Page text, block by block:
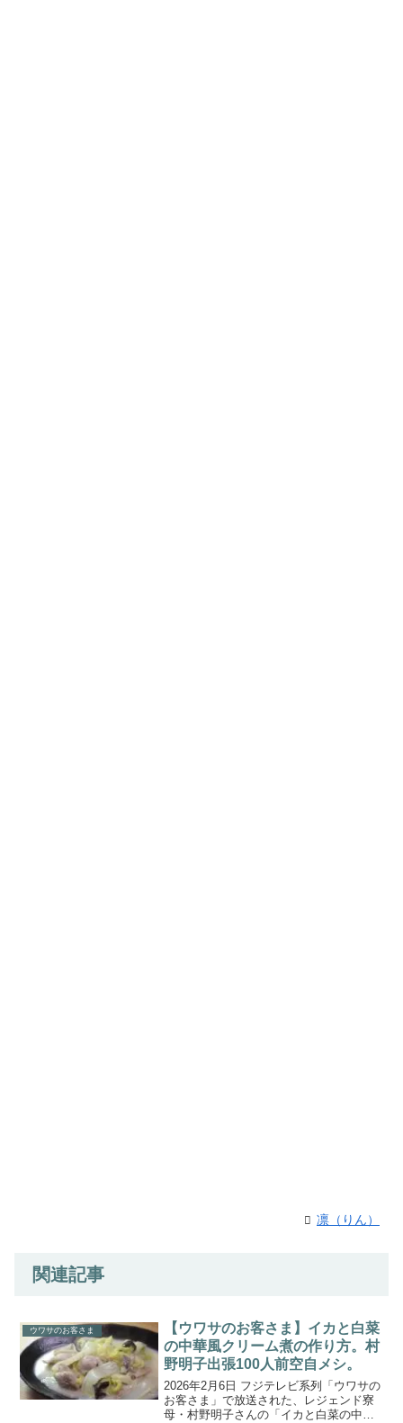
凛（りん）
関連記事
ウワサのお客さま
【ウワサのお客さま】イカと白菜
の中華風クリーム煮の作り方。村
野明子出張100人前空自メシ。
2026年2月6日 フジテレビ系列「ウワサの
お客さま」で放送された、レジェンド寮
母・村野明子さんの「イカと白菜の中華